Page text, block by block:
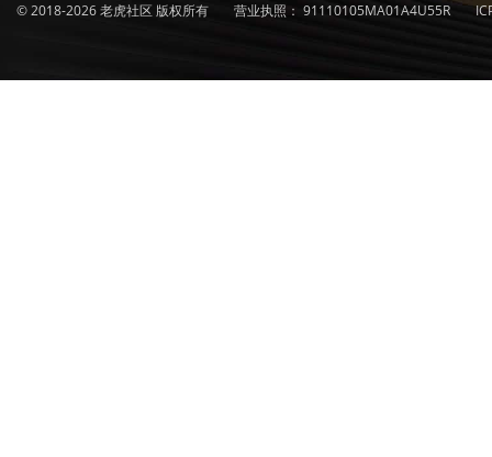
© 2018-2026 老虎社区 版权所有
营业执照： 91110105MA01A4U55R